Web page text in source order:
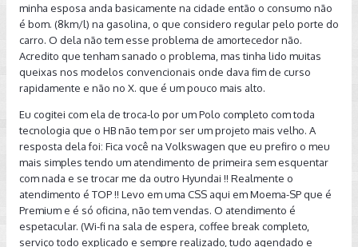
Por ironia do destino, já fiz por duas vezes as trocas de óleo
do Golf no mesmo grupo dono de Ccs da Hyundai. E nada,
nada é igual. Deduzo então que,quando se quer fazer o que
é certo é possível. Basta querer.
minha esposa anda basicamente na cidade então o consumo não
é bom. (8km/l) na gasolina, o que considero regular pelo porte do
carro. O dela não tem esse problema de amortecedor não.
Acredito que tenham sanado o problema, mas tinha lido muitas
queixas nos modelos convencionais onde dava fim de curso
rapidamente e não no X. que é um pouco mais alto.
Eu cogitei com ela de troca-lo por um Polo completo com toda
tecnologia que o HB não tem por ser um projeto mais velho. A
resposta dela foi: Fica você na Volkswagen que eu prefiro o meu
mais simples tendo um atendimento de primeira sem esquentar
com nada e se trocar me da outro Hyundai !! Realmente o
atendimento é TOP !! Levo em uma CSS aqui em Moema-SP que é
Premium e é só oficina, não tem vendas. O atendimento é
espetacular. (Wi-fi na sala de espera, coffee break completo,
serviço todo explicado e sempre realizado, tudo agendado e